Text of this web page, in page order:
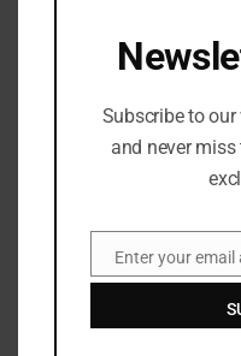
Subscribe to
and never
EmailEnter your email